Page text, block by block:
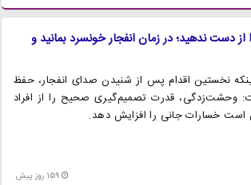
از دست ندهید؛ در زمان انفجار خونسرد بمانید و
نخستین اقدام پس از شنیدن صدای انفجار، حفظ
وحشت‌زدگی، قدرت تصمیم‌گیری صحیح را از افراد
خسارات جانی را افزایش دهد.
159 روز پیش